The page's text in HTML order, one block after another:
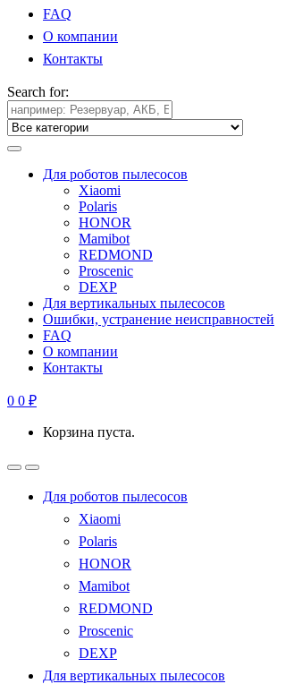
FAQ
О компании
Контакты
Search for:
Для роботов пылесосов
Xiaomi
Polaris
HONOR
Mamibot
REDMOND
Proscenic
DEXP
Для вертикальных пылесосов
Ошибки, устранение неисправностей
FAQ
О компании
Контакты
0 0 ₽
Корзина пуста.
Для роботов пылесосов
Xiaomi
Polaris
HONOR
Mamibot
REDMOND
Proscenic
DEXP
Для вертикальных пылесосов